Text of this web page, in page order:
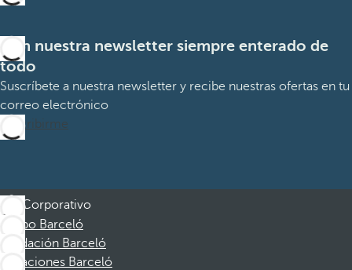
Con nuestra newsletter siempre enterado de
todo
Suscríbete a nuestra newsletter y recibe nuestras ofertas en tu
correo electrónico
Suscribirme
Corporativo
Grupo Barceló
Fundación Barceló
Vacaciones Barceló